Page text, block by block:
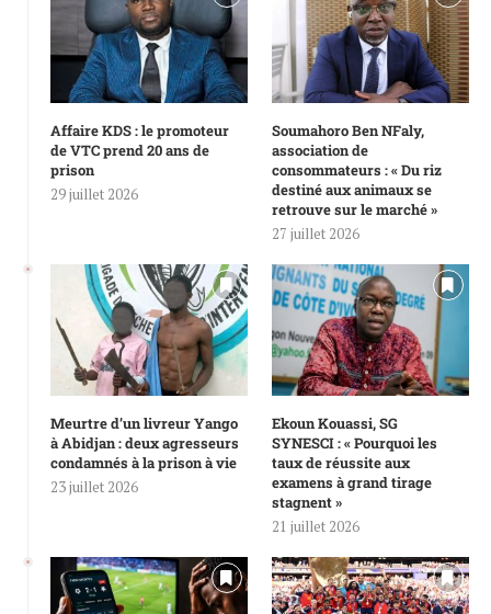
Affaire KDS : le promoteur
de VTC prend 20 ans de
prison
29 juillet 2026
Soumahoro Ben NFaly,
association de
consommateurs : « Du riz
destiné aux animaux se
retrouve sur le marché »
27 juillet 2026
Meurtre d’un livreur Yango
à Abidjan : deux agresseurs
condamnés à la prison à vie
23 juillet 2026
Ekoun Kouassi, SG
SYNESCI : « Pourquoi les
taux de réussite aux
examens à grand tirage
stagnent »
21 juillet 2026